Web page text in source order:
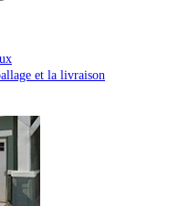
et la livraison